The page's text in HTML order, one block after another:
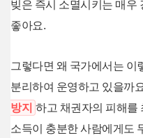
빚은 즉시 소멸시키는 매우
좋아요.
그렇다면 왜 국가에서는 이
분리하여 운영하고 있을까
방지 하고 채권자의 피해를
소득이 충분한 사람에게도